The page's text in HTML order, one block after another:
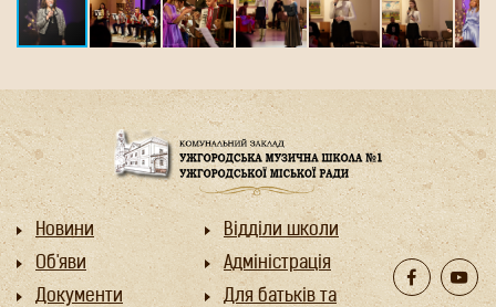
Новини
Об'яви
Документи
Відділи школи
Адміністрація
Для батьків та